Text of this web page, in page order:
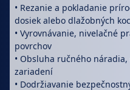
• Rezanie a pokladanie
dosiek alebo dlažobných
• Vyrovnávanie, nivelačné
povrchov
• Obsluha ručného
zariadení
• Dodržiavanie